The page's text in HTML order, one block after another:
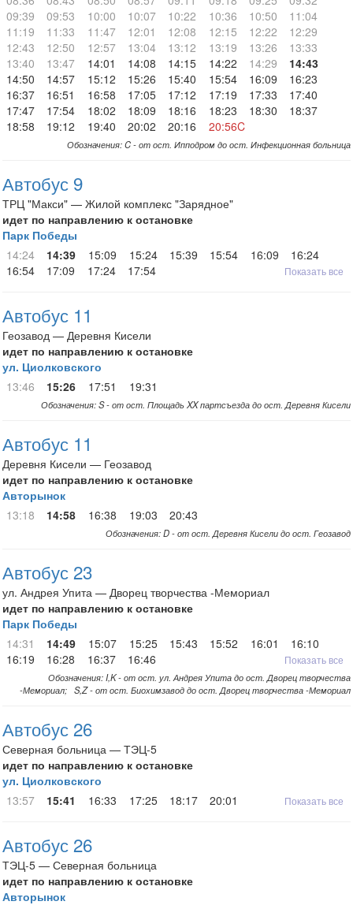
09:39
09:53 10:00 10:07 10:22 10:36 10:50
11:04
11:19
11:33 11:47 12:01 12:08 12:15 12:22
12:29
12:43
12:50 12:57 13:04 13:12 13:19 13:26
13:33
13:40
13:47 14:01 14:08 14:15 14:22 14:29
14:43
14:50
14:57 15:12 15:26 15:40 15:54 16:09
16:23
16:37
16:51 16:58 17:05 17:12 17:19 17:33
17:40
17:47
17:54 18:02 18:09 18:16 18:23 18:30
18:37
18:58
19:12 19:40 20:02 20:16 20:56C
Обозначения: C - от ост. Ипподром до ост. Инфекционная больница
Автобус 9
ТРЦ "Макси" — Жилой комплекс "Зарядное"
идет по направлению к остановке
Парк Победы
14:24
14:39 15:09 15:24 15:39 15:54 16:09
16:24
16:54
17:09 17:24 17:54 Показать все
Автобус 11
Геозавод — Деревня Кисели
идет по направлению к остановке
ул. Циолковского
13:46
15:26 17:51 19:31
Обозначения: S - от ост. Площадь XX партсъезда до ост. Деревня Кисели
Автобус 11
Деревня Кисели — Геозавод
идет по направлению к остановке
Авторынок
13:18
14:58 16:38 19:03 20:43
Обозначения: D - от ост. Деревня Кисели до ост. Геозавод
Автобус 23
ул. Андрея Упита — Дворец творчества -Мемориал
идет по направлению к остановке
Парк Победы
14:31
14:49 15:07 15:25 15:43 15:52 16:01
16:10
16:19
16:28 16:37 16:46 Показать все
Обозначения: I,K - от ост. ул. Андрея Упита до ост. Дворец творчества
-Мемориал; S,Z - от ост. Биохимзавод до ост. Дворец творчества -Мемориал
Автобус 26
Северная больница — ТЭЦ-5
идет по направлению к остановке
ул. Циолковского
13:57
15:41 16:33 17:25 18:17 20:01 Показать все
Автобус 26
ТЭЦ-5 — Северная больница
идет по направлению к остановке
Авторынок